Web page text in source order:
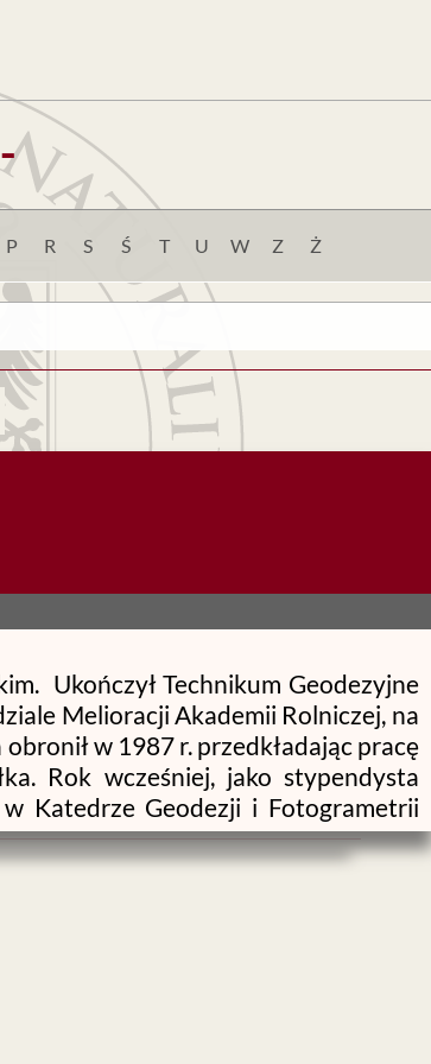
P R S Ś T U W Z Ż
Ukończył Technikum Geodezyjne
Melioracji Akademii Rolniczej, na
w 1987 r. przedkładając pracę
Rok wcześniej, jako stypendysta
Katedrze Geodezji i Fotogrametrii
zaś od 1988 do 1997 r. pracował